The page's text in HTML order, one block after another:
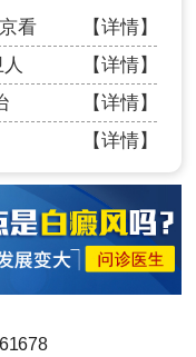
看
【详情】
【详情】
【详情】
【详情】